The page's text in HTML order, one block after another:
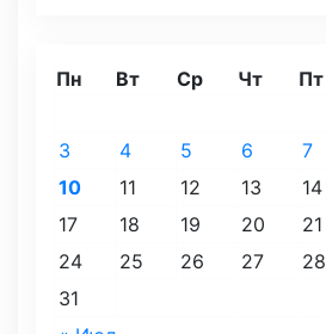
Пн Вт Ср Чт Пт
3
4 5 6 7
10
11 12 13 14
17
18 19 20 21
24
25 26 27 28
31